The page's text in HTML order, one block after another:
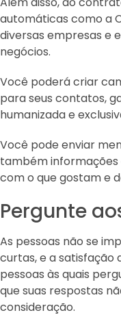
automáticas como a
diversas empresas e
negócios.
Você poderá criar
para seus contatos,
humanizada e
Você pode enviar
também informações
com o que gostam e
Pergunte
As pessoas não se
curtas, e a satisfação
pessoas às quais
que suas respostas
consideração.